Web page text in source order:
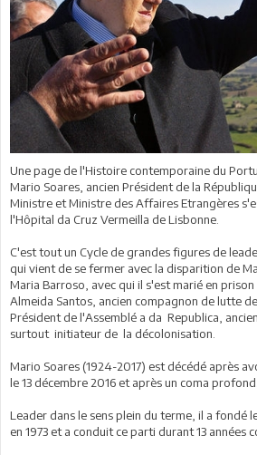
Une page de l'Histoire contemporaine du
Mario Soares, ancien Président de la
Ministre et Ministre des Affaires Etrangères
l'Hôpital da Cruz Vermeilla de Lisbonne.
C'est tout un Cycle de grandes figures de
qui vient de se fermer avec la disparition de
Maria Barroso, avec qui il s'est marié en
Almeida Santos, ancien compagnon de lutte
Président de l'Assemblé a da Republica,
surtout initiateur de la décolonisation.
Mario Soares (1924-2017) est décédé après
le 13 décembre 2016 et après un coma profond.
Leader dans le sens plein du terme, il a fondé
en 1973 et a conduit ce parti durant 13 années